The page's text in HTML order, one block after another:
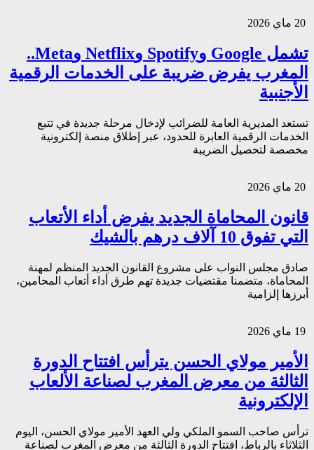
تشمل Google وSpotify وNetflix وMeta..
المغرب يفرض ضريبة على الخدمات الرقمية
الأجنبية
تستعد المديرية العامة للضرائب لإدخال مرحلة جديدة في تتبع
الخدمات الرقمية العابرة للحدود، عبر إطلاق منصة إلكترونية
مخصصة لتحصيل الضريبة
قانون المحاماة الجديد يفرض أداء الأتعاب
التي تفوق 10 آلاف درهم بالشيك
صادق مجلس النواب على مشروع القانون الجديد المنظم لمهنة
المحاماة، متضمنا مقتضيات جديدة تهم طرق أداء أتعاب المحامين،
أبرزها إلزامية
الأمير مولاي الحسن يترأس افتتاح الدورة
الثالثة من معرض المغرب لصناعة الألعاب
الإلكترونية
ترأس صاحب السمو الملكي ولي العهد الأمير مولاي الحسن، اليوم
الثلاثاء بالرباط، افتتاح الدورة الثالثة من معرض المغرب لصناعة